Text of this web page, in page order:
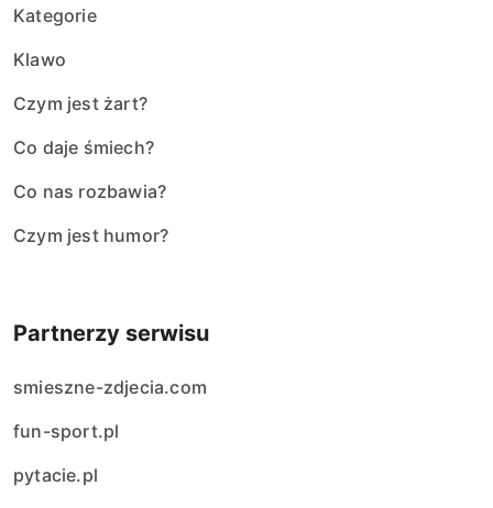
Kategorie
Klawo
Czym jest żart?
Co daje śmiech?
Co nas rozbawia?
Czym jest humor?
Partnerzy serwisu
smieszne-zdjecia.com
fun-sport.pl
pytacie.pl